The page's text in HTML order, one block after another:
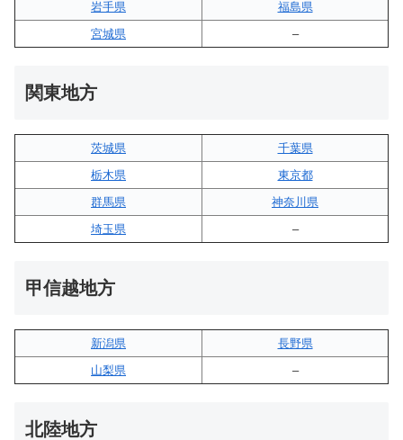
岩手県
福島県
宮城県
–
関東地方
茨城県
千葉県
栃木県
東京都
群馬県
神奈川県
埼玉県
–
甲信越地方
新潟県
長野県
山梨県
–
北陸地方